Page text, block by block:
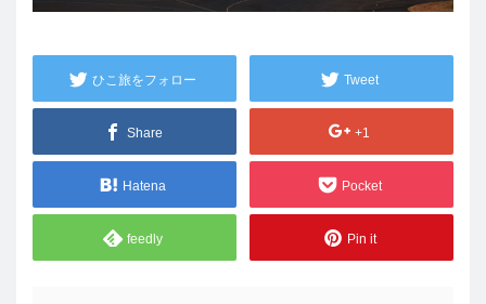
ひこ旅をフォロー Tweet
Share +1
Hatena Pocket
feedly Pin it